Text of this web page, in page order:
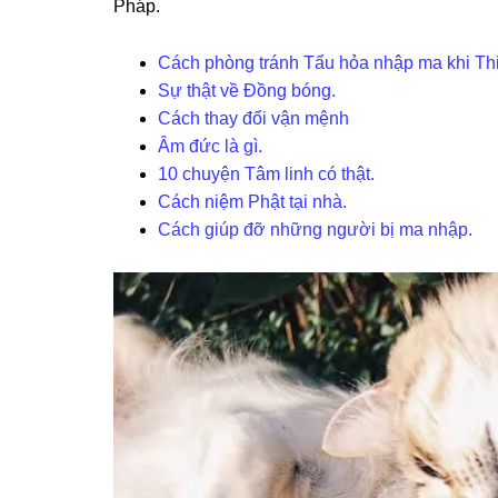
Pháp.
Cách phòng tránh Tẩu hỏa nhập ma khi
Sự thật về Đồng bóng.
Cách thay đổi vận mệnh
Âm đức là gì.
10 chuyện Tâm linh có thật.
Cách niệm Phật tại nhà.
Cách giúp đỡ những người bị ma nhập.